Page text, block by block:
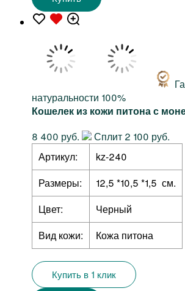
натуральности 100%
Кошелек из кожи питона с
8 400 руб.
Сплит 2 100 руб.
Артикул:
kz-240
Размеры:
12,5 *10,5 *1,5 см.
Цвет:
Черный
Вид кожи:
Кожа питона
Купить в 1 клик